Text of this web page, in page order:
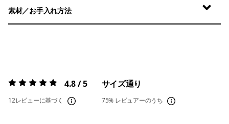
素材／お手入れ方法
評価:4.8 / 5 4.8 / 5
12レビューに基づく
サイズ通り
75% レビュアーのうち